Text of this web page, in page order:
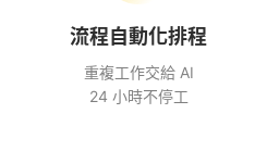
流程自動化排程
重複工作交給 AI
24 小時不停工